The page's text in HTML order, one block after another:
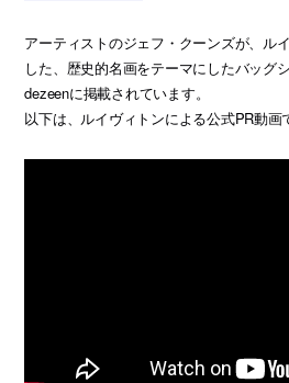
アーティストのジェフ・クーンズが、ル
した、歴史的名画をテーマにしたバッグ
dezeenに掲載されています。
以下は、ルイヴィトンによる公式PR動画